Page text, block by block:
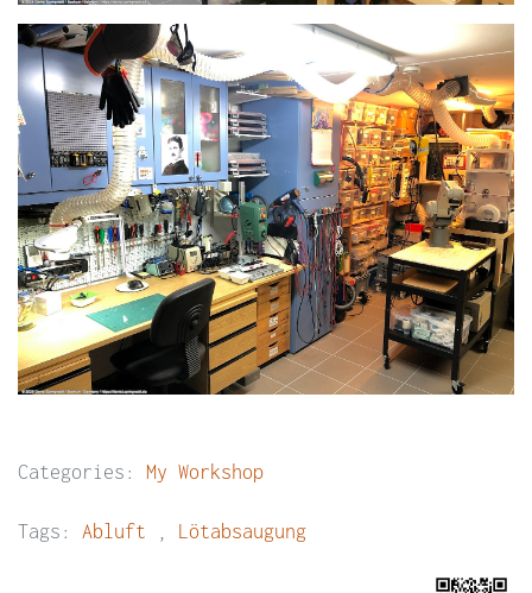
Categories: My Workshop
Tags: Abluft Lötabsaugung